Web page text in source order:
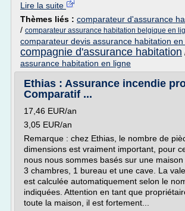
Lire la suite
Thèmes liés : comparateur d'assurance
/ comparateur assurance habitation belgique en
comparateur devis assurance habitation en
compagnie d'assurance habitation
assurance habitation en ligne
Ethias : Assurance incendie
Comparatif ...
17,46 EUR/an
3,05 EUR/an
Remarque : chez Ethias, le nombre de
dimensions est vraiment important, pour
nous nous sommes basés sur une maison
3 chambres, 1 bureau et une cave. La
est calculée automatiquement selon le
indiquées. Attention en tant que
toute la maison, il est fortement...